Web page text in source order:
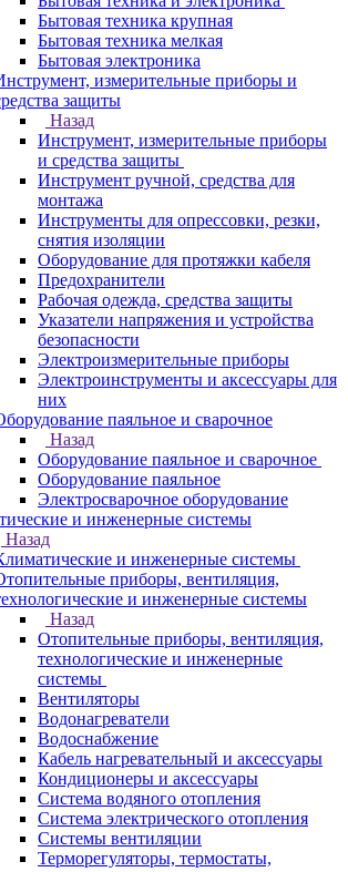
Бытовая техника крупная
Бытовая техника мелкая
Бытовая электроника
измерительные приборы и
защиты
Назад
Инструмент, измерительные приборы
и средства защиты
Инструмент ручной, средства для
монтажа
Инструменты для опрессовки, резки,
снятия изоляции
Оборудование для протяжки кабеля
Предохранители
Рабочая одежда, средства защиты
Указатели напряжения и устройства
безопасности
Электроизмерительные приборы
Электроинструменты и аксессуары для
них
паяльное и сварочное
Назад
Оборудование паяльное и сварочное
Оборудование паяльное
Электросварочное оборудование
и инженерные системы
Назад
и инженерные системы
приборы, вентиляция,
и инженерные системы
Назад
Отопительные приборы, вентиляция,
технологические и инженерные
системы
Вентиляторы
Водонагреватели
Водоснабжение
Кабель нагревательный и аксессуары
Кондиционеры и аксессуары
Система водяного отопления
Система электрического отопления
Системы вентиляции
Терморегуляторы, термостаты,